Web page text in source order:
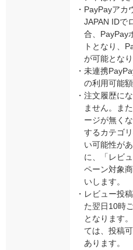
・ PayPayアカ
JAPAN IDで
合、PayPay
トとなり、
が可能となり
・ 未連携
の利用可能
・ 注文履歴に
ません。ま
ージが無く
するカテゴ
い可能性が
に、「レビ
ペーン対象
いします。
・ レビュー投
た翌日10時
となります
ては、投稿
あります。